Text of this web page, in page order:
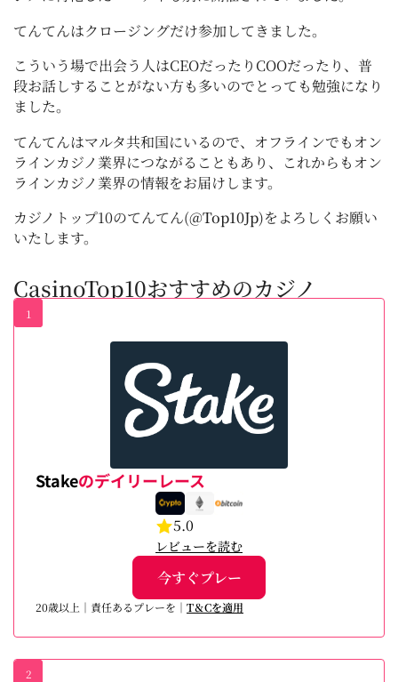
てんてんはクロージングだけ参加してきました。
こういう場で出会う人はCEOだったりCOOだったり、普
段お話しすることがない方も多いのでとっても勉強になり
ました。
てんてんはマルタ共和国にいるので、オフラインでもオン
ラインカジノ業界につながることもあり、これからもオン
ラインカジノ業界の情報をお届けします。
カジノトップ10のてんてん(@Top10Jp)をよろしくお願い
いたします。
CasinoTop10おすすめのカジノ
1
Stakeのデイリーレース
5.0
レビューを読む
今すぐプレー
20歳以上｜責任あるプレーを｜ T＆Cを適用
2